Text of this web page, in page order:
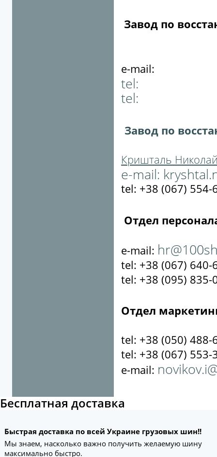
Завод по
e-mail:
tel:
tel:
Завод по
Кришталь
e-mail:
tel: +38 (067) 554-
Отдел
e-mail:
tel: +38 (067) 640-
tel: +38 (095) 835-
Отдел
tel: +38 (050) 488-
tel: +38 (067) 553-
e-mail:
Бесплатная доставка
Быстрая доставка по всей Украине грузовых шин!!
Мы знаем, насколько важно получить желаемую шину
максимально быстро.